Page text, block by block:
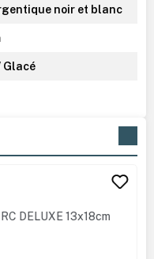
noir et blanc